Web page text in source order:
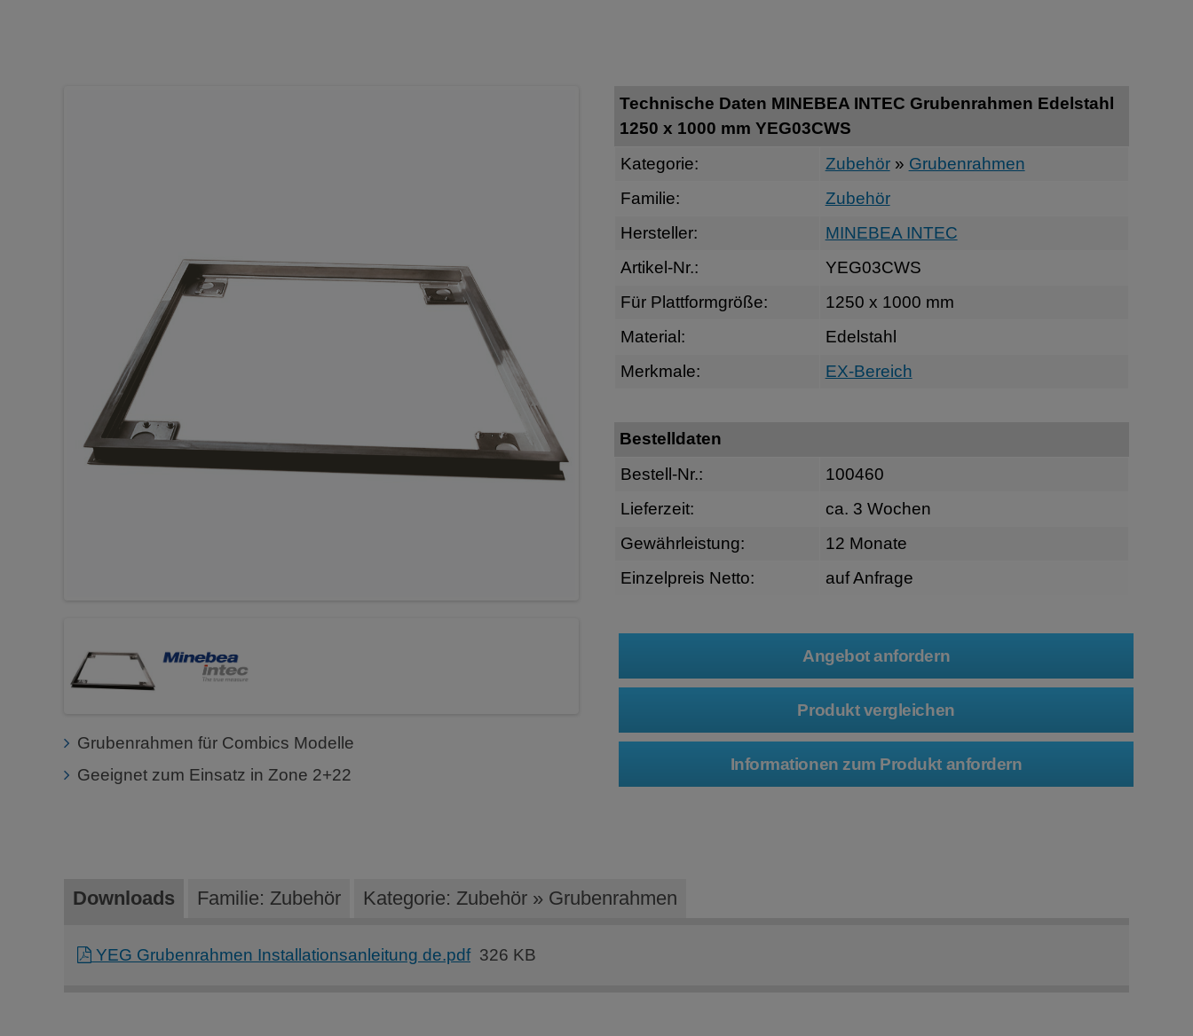
Grubenrahmen für Combics Modelle
Geeignet zum Einsatz in Zone 2+22
Technische Daten MINEBEA INTEC Grubenrahmen Edelstahl
1250 x 1000 mm YEG03CWS
Kategorie:
Zubehör» Grubenrahmen
Familie:
Zubehör
Hersteller:
MINEBEA INTEC
Artikel-Nr.:
YEG03CWS
Für Plattformgröße:
1250 x 1000 mm
Material:
Edelstahl
Merkmale:
EX-Bereich
Bestelldaten
Bestell-Nr.:
100460
Lieferzeit:
ca. 3 Wochen
Gewährleistung:
12 Monate
Einzelpreis Netto:
auf Anfrage
Downloads Familie: Zubehör Kategorie: Zubehör » Grubenrahmen
YEG Grubenrahmen Installationsanleitung de.pdf326 KB